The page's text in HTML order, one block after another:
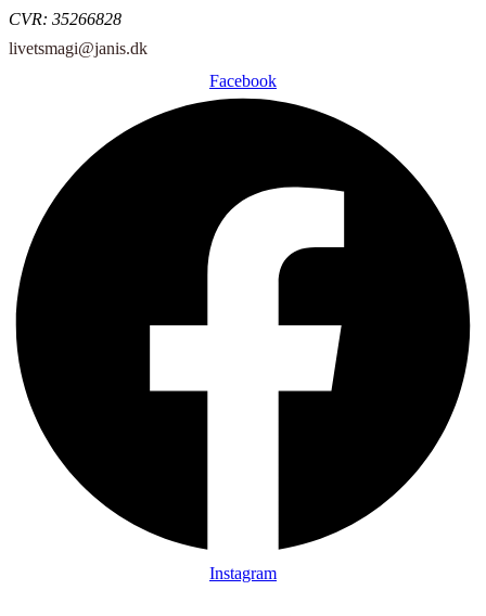
CVR: 35266828
livetsmagi@janis.dk
Facebook
Instagram